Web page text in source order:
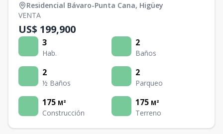
Residencial Bávaro-Punta Cana, Higüey
VENTA
US$ 199,900
3
Hab.
2
Baños
2
½ Baños
2
Parqueo
175 M²
Construcción
175 M²
Terreno